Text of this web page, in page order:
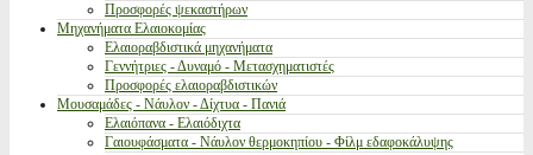
Προσφορές ψεκαστήρων
Μηχανήματα Ελαιοκομίας
Ελαιοραβδιστικά μηχανήματα
Γεννήτριες - Δυναμό - Μετασχηματιστές
Προσφορές ελαιοραβδιστικών
Μουσαμάδες - Νάυλον - Δίχτυα - Πανιά
Ελαιόπανα - Ελαιόδιχτα
Γαιουφάσματα - Νάυλον θερμοκηπίου - Φίλμ εδαφοκάλυψης